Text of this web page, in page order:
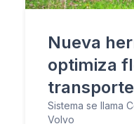
Nueva
optimiza
transporte
Sistema se llama
Volvo